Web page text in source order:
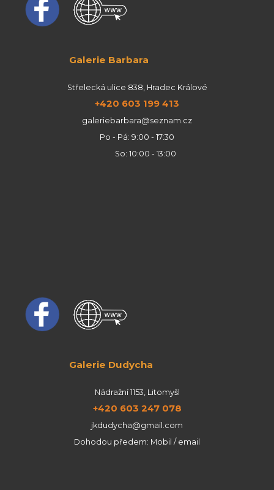
Galerie Barbara
Střelecká ulice 838, Hradec Králové
+420 603 199 413
galeriebarbara@seznam.cz
Po - Pá: 9:00 - 17:30
So: 10:00 - 13:00
Galerie Dudycha
Nádražní 1153, Litomyšl
+420 603 247 078
jkdudycha@gmail.com
Dohodou předem: Mobil / email